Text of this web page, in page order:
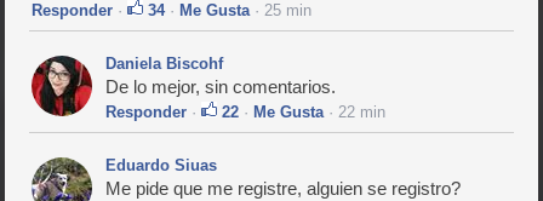
Responder · 34· Me Gusta· 25 min
Daniela Biscohf
De lo mejor, sin comentarios.
Responder · 22 · Me Gusta· 22 min
Eduardo Siuas
Me pide que me registre, alguien se registro?